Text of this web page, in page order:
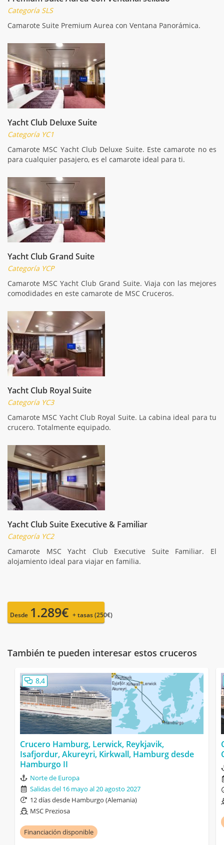
Categoría SLS
Camarote Suite Premium Aurea con Ventana Panorámica.
Yacht Club Deluxe Suite
Categoría YC1
Camarote MSC Yacht Club Deluxe Suite. Este camarote no es
para cualquier pasajero, es el camarote ideal para ti.
Yacht Club Grand Suite
Categoría YCP
Camarote MSC Yacht Club Grand Suite. Viaja con las mejores
comodidades en este camarote de MSC Cruceros.
Yacht Club Royal Suite
Categoría YC3
Camarote MSC Yacht Club Royal Suite. La cabina ideal para tu
crucero. Totalmente equipado.
Yacht Club Suite Executive & Familiar
Categoría YC2
Camarote MSC Yacht Club Executive Suite Familiar. El
alojamiento ideal para viajar en familia.
Desde 1.289€ + tasas (250€)
También te pueden interesar estos cruceros
8,4
Crucero Hamburg, Lerwick, Reykjavik,
Isafjordur, Akureyri, Kirkwall, Hamburg desde
Hamburgo II
Norte de Europa
Salidas del 16 mayo al 20 agosto 2027
12 días desde Hamburgo (Alemania)
MSC Preziosa
Financiación disponible